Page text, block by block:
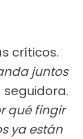
críticos.
juntos
seguidora.
qué fingir
ya están